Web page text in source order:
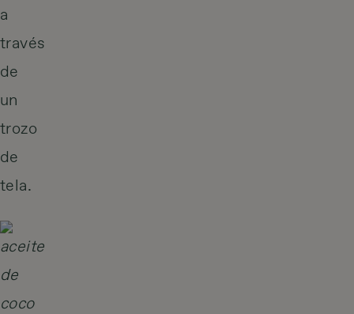
a
través
de
un
trozo
de
tela.